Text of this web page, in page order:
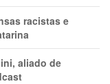
racistas e
aliado de